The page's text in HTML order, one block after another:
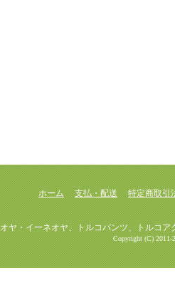
ホーム 支払・配送 特定商取引
ーネオヤ、トルコパンツ、トルコアク
Copyright (C) 2011-